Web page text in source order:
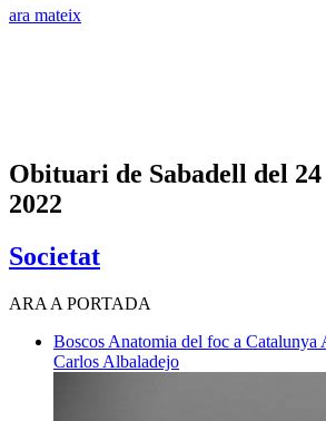
ara mateix
Obituari de Sabadell del
2022
Societat
ARA A PORTADA
Boscos Anatomia del foc a Catalunya
Carlos Albaladejo